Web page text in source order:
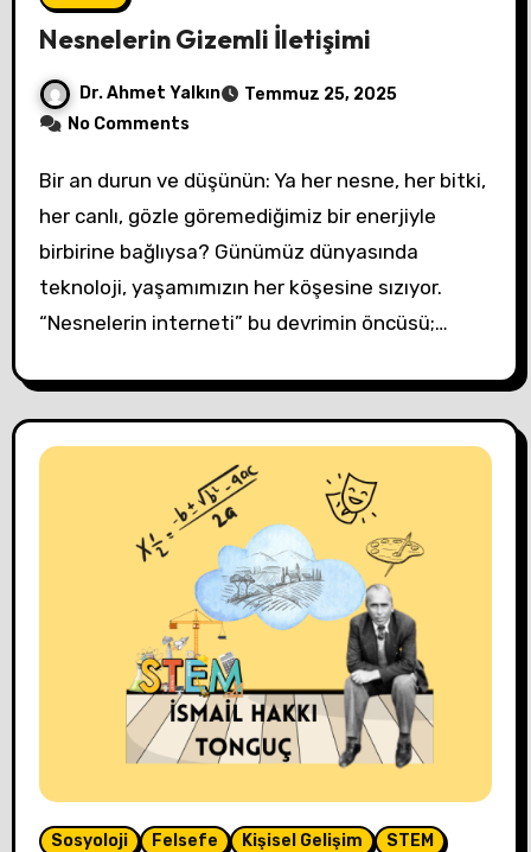
Nesnelerin Gizemli İletişimi
Dr. Ahmet Yalkın
Temmuz 25, 2025
No Comments
Bir an durun ve düşünün: Ya her nesne, her bitki,
her canlı, gözle göremediğimiz bir enerjiyle
birbirine bağlıysa? Günümüz dünyasında
teknoloji, yaşamımızın her köşesine sızıyor.
“Nesnelerin interneti” bu devrimin öncüsü;…
Sosyoloji Felsefe Kişisel Gelişim STEM